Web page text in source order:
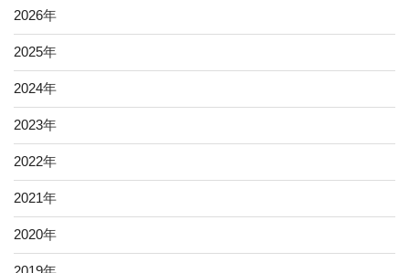
2026年
2025年
2024年
2023年
2022年
2021年
2020年